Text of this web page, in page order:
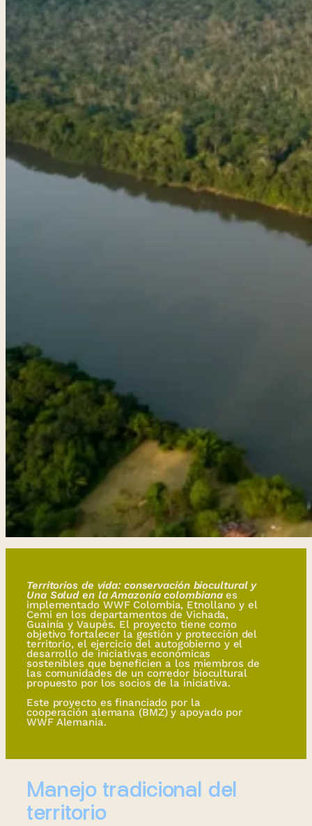
Territorios de vida: conservación biocultural y
Una Salud en la Amazonía colombianaes
implementado WWF Colombia, Etnollano y el
Cemi en los departamentos de Vichada,
Guainía y Vaupés. El proyecto tiene como
objetivo fortalecer la gestión y protección del
territorio, el ejercicio del autogobierno y el
desarrollo de iniciativas económicas
sostenibles que beneficien a los miembros de
las comunidades de un corredor biocultural
propuesto por los socios de la iniciativa.
Este proyecto es financiado por la
cooperación alemana (BMZ) y apoyado por
WWF Alemania.
Manejo tradicional del
territorio